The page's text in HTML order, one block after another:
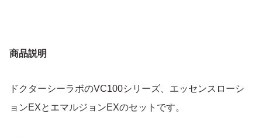
商品説明
ドクターシーラボのVC100シリーズ、エッセンスローシ
ョンEXとエマルジョンEXのセットです。